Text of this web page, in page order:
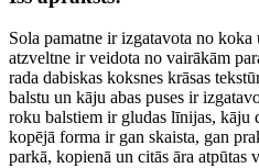
Sola pamatne ir izgatavota no koka
atzveltne ir veidota no vairākām
rada dabiskas koksnes krāsas
balstu un kāju abas puses ir
roku balstiem ir gludas līnijas, kāju
kopējā forma ir gan skaista, gan
parkā, kopienā un citās āra atpūtas